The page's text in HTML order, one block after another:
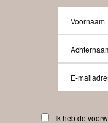
Ik heb de